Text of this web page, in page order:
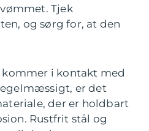
Tjek
og sørg for, at den
kommer i kontakt med
er det
der er holdbart
Rustfrit stål og